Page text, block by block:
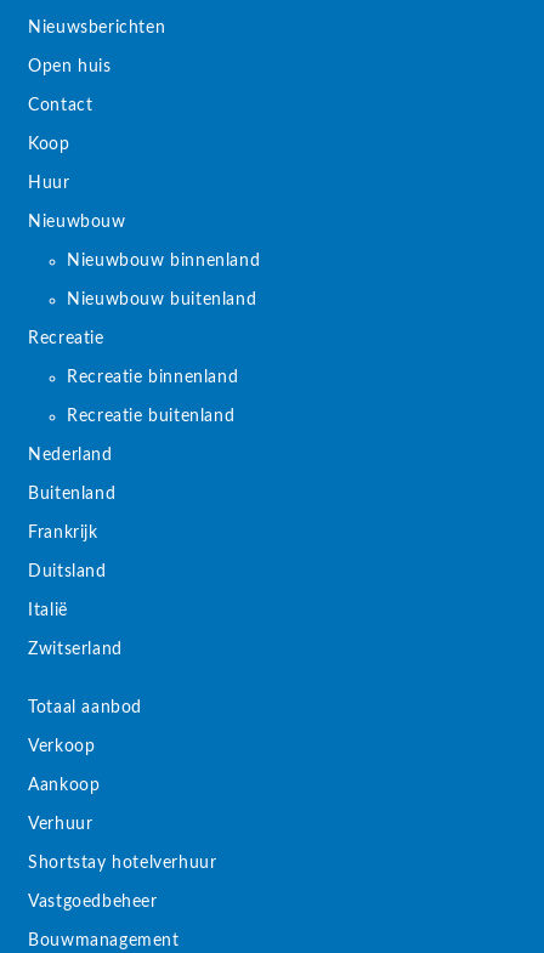
Nieuwsberichten
Open huis
Contact
Koop
Huur
Nieuwbouw
Nieuwbouw binnenland
Nieuwbouw buitenland
Recreatie
Recreatie binnenland
Recreatie buitenland
Nederland
Buitenland
Frankrijk
Duitsland
Italië
Zwitserland
Totaal aanbod
Verkoop
Aankoop
Verhuur
Shortstay hotelverhuur
Vastgoedbeheer
Bouwmanagement